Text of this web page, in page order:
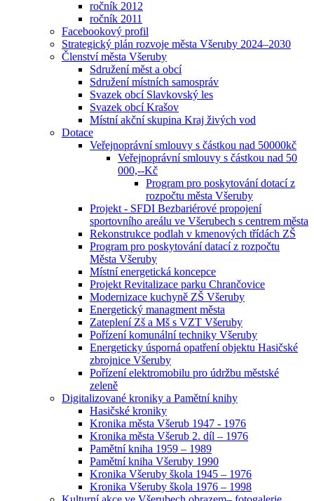
ročník 2012
ročník 2011
Facebookový profil
Strategický plán rozvoje města Všeruby 2024–2030
Členství města Všeruby
Sdružení měst a obcí
Sdružení místních samospráv
Svazek obcí Slavkovský les
Svazek obcí Krašov
Místní akční skupina Kraj živých vod
Dotace
Veřejnoprávní smlouvy s částkou nad 50000kč
Veřejnoprávní smlouvy s částkou nad 50
000,--Kč
Program pro poskytování dotací z
rozpočtu města Všeruby
Projekt - SFDI Bezbariérové propojení
sportovního areálu ve Všerubech s centrem města
Rekonstrukce podlah v kmenových třídách ZŠ
Program pro poskytování datací z rozpočtu
Města Všeruby
Místní energetická koncepce
Projekt Revitalizace parku Chrančovice
Modernizace kuchyně ZŠ Všeruby
Energetický managment města
Zateplení Zš a Mš s VZT Všeruby
Pořízení komunální techniky Všeruby
Energeticky úsporná opatření objektu Hasičské
zbrojnice Všeruby
Pořízení elektromobilu pro údržbu městské
zeleně
Digitalizované kroniky a Pamětní knihy
Hasičské kroniky
Kronika města Všerub 1947 - 1976
Kronika města Všerub 2. díl – 1976
Pamětní kniha 1959 – 1989
Pamětní kniha Všeruby 1990
Kronika Všeruby škola 1945 – 1976
Kronika Všeruby škola 1976 – 1998